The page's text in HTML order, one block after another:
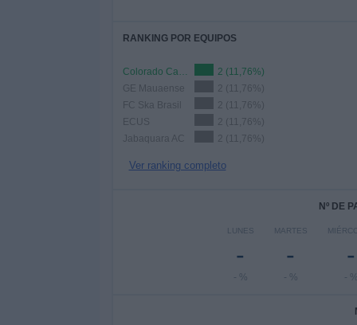
RANKING POR EQUIPOS
Colorado Caieiras Academy
2 (11,76%)
GE Mauaense
2 (11,76%)
FC Ska Brasil
2 (11,76%)
ECUS
2 (11,76%)
Jabaquara AC
2 (11,76%)
Ver ranking completo
Nº DE
LUNES
-
- %
MARTES
-
- %
-
- %